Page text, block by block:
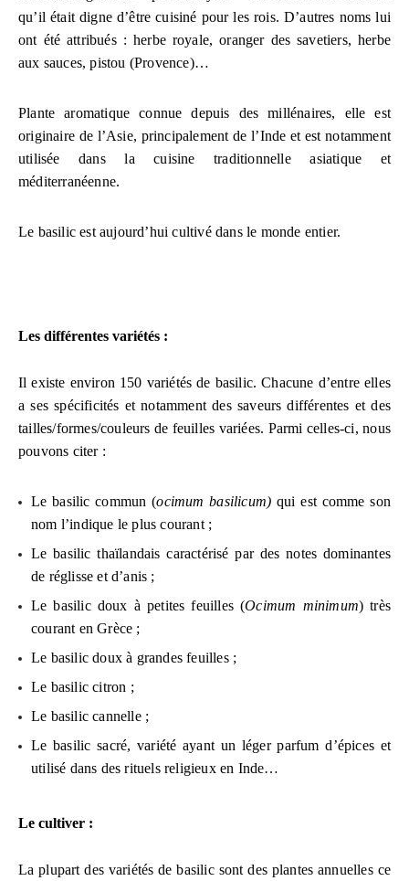
qu’il était digne d’être cuisiné pour les rois. D’autres noms lui
ont été attribués : herbe royale, oranger des savetiers, herbe
aux sauces, pistou (Provence)…
Plante aromatique connue depuis des millénaires, elle est
originaire de l’Asie, principalement de l’Inde et est notamment
utilisée dans la cuisine traditionnelle asiatique et
méditerranéenne.
Le basilic est aujourd’hui cultivé dans le monde entier.
Les différentes variétés :
Il existe environ 150 variétés de basilic. Chacune d’entre elles
a ses spécificités et notamment des saveurs différentes et des
tailles/formes/couleurs de feuilles variées. Parmi celles-ci, nous
pouvons citer :
Le basilic commun (ocimum basilicum)qui est comme son
nom l’indique le plus courant ;
Le basilic thaïlandais caractérisé par des notes dominantes
de réglisse et d’anis ;
Le basilic doux à petites feuilles (Ocimum minimum) très
courant en Grèce ;
Le basilic doux à grandes feuilles ;
Le basilic citron ;
Le basilic cannelle ;
Le basilic sacré, variété ayant un léger parfum d’épices et
utilisé dans des rituels religieux en Inde…
Le cultiver :
La plupart des variétés de basilic sont des plantes annuelles ce